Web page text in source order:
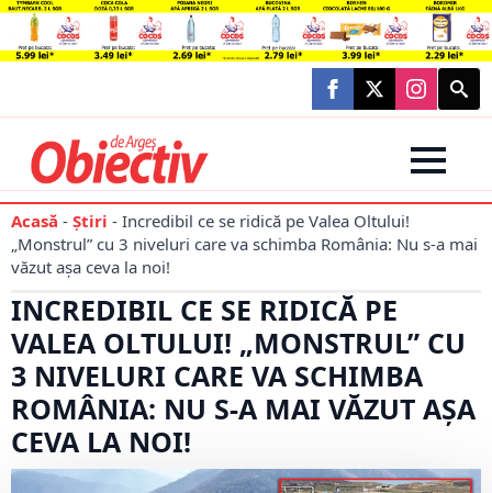
Search
for:
Acasă - Știri - Incredibil ce se ridică pe Valea Oltului!
„Monstrul” cu 3 niveluri care va schimba România: Nu s-a mai
văzut așa ceva la noi!
INCREDIBIL CE SE RIDICĂ PE
VALEA OLTULUI! „MONSTRUL” CU
3 NIVELURI CARE VA SCHIMBA
ROMÂNIA: NU S-A MAI VĂZUT AȘA
CEVA LA NOI!